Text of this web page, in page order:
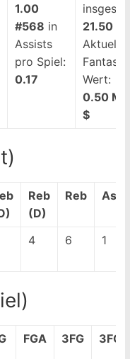
1.00
#568 in
Assists
pro Spiel:
0.17
21.50
Aktueller
Fantasy-
Wert:
0.50
$
Reb
(D)
Reb Ass
4 6 1
FGA 3FG 3FGA